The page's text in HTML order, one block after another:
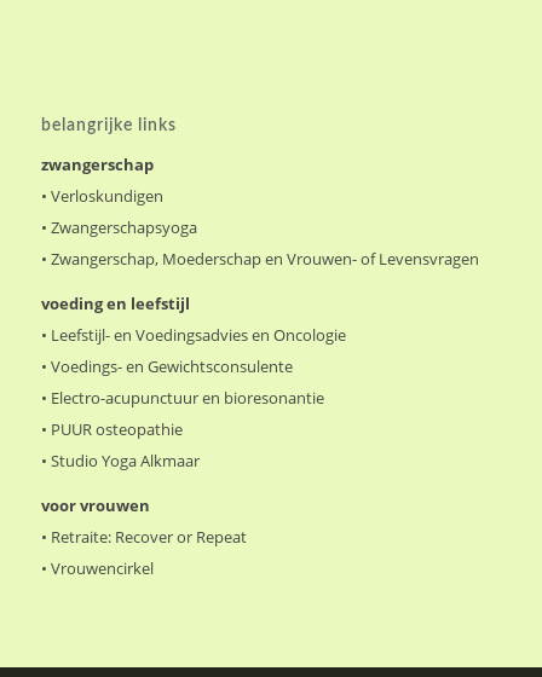
belangrijke links
zwangerschap
• Verloskundigen
• Zwangerschapsyoga
• Zwangerschap, Moederschap en Vrouwen- of Levensvragen
voeding en leefstijl
• Leefstijl- en Voedingsadvies en Oncologie
• Voedings- en Gewichtsconsulente
• Electro-acupunctuur en bioresonantie
• PUUR osteopathie
• Studio Yoga Alkmaar
voor vrouwen
• Retraite: Recover or Repeat
• Vrouwencirkel